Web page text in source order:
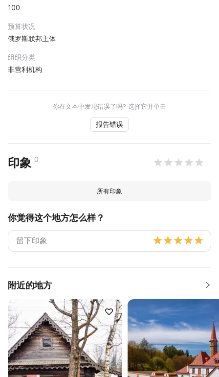
100
预算状况
俄罗斯联邦主体
组织分类
非营利机构
你在文本中发现错误了吗? 选择它并单击
报告错误
印象 0
所有印象
你觉得这个地方怎么样？
附近的地方